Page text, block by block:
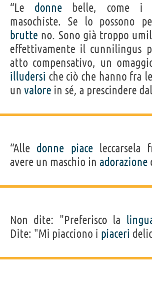
“Le donne belle, come i
masochiste. Se lo possono
brutte no. Sono già troppo
effettivamente il cunnilingus
atto compensativo, un
illudersi che ciò che hanno fra
un valore in sé, a prescindere
“Alle donne piaceleccarsela
avere un maschio in adorazione
Non dite: "Preferisco la
Dite: "Mi piacciono i piaceri